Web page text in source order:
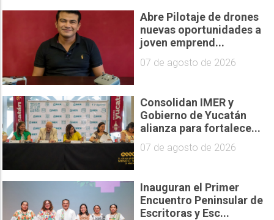
Abre Pilotaje de drones
nuevas oportunidades a
joven emprend...
07 de agosto de 2026
Consolidan IMER y
Gobierno de Yucatán
alianza para fortalece...
07 de agosto de 2026
Inauguran el Primer
Encuentro Peninsular de
Escritoras y Esc...